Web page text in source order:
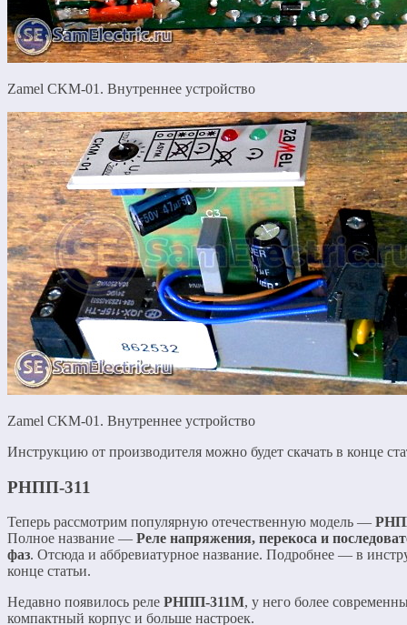
Zamel CKM-01. Внутреннее устройство
Zamel CKM-01. Внутреннее устройство
Инструкцию от производителя можно будет скачать в конце
РНПП-311
Теперь рассмотрим популярную отечественную модель —
Полное название — Реле напряжения, перекоса и
фаз. Отсюда и аббревиатурное название. Подробнее — в
конце статьи.
Недавно появилось реле РНПП-311М, у него более
компактный корпус и больше настроек.